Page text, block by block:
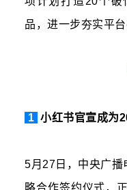
品，进一步夯实平
1 小红书官宣成为
5月27日，中央广播
略合作签约仪式，